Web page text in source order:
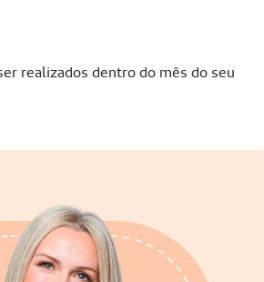
realizados dentro do mês do seu